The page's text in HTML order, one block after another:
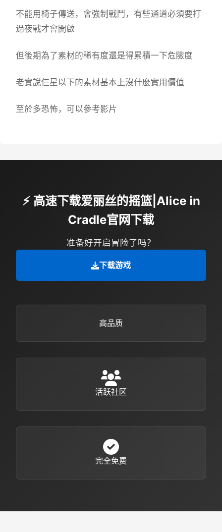
不能用椅子傳送，會強制戰鬥，有些通道必須要打
過夜戰才會開啟
但後期為了素材的稀有度還是得累積一下危險度
老實說仨星以下的素材基本上沒什麼實用價值
至於多恐怖，可以參考影片
⚡ 高速下载爱丽丝的摇篮|Alice in
Cradle官网下载
准备好开启冒险了吗？
下载游戏
高品质
活跃社区
完全免费